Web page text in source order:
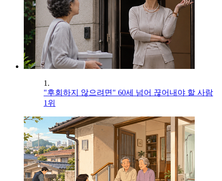
1.
"후회하지 않으려면" 60세 넘어 끊어내야 할 사람
1위